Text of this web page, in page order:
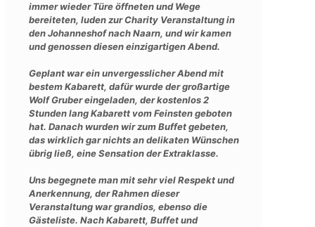
immer wieder Türe öffneten und Wege
bereiteten, luden zur Charity Veranstaltung in
den Johanneshof nach Naarn, und wir kamen
und genossen diesen einzigartigen Abend.
Geplant war ein unvergesslicher Abend mit
bestem Kabarett, dafür wurde der großartige
Wolf Gruber eingeladen, der kostenlos 2
Stunden lang Kabarett vom Feinsten geboten
hat. Danach wurden wir zum Buffet gebeten,
das wirklich gar nichts an delikaten Wünschen
übrig ließ, eine Sensation der Extraklasse.
Uns begegnete man mit sehr viel Respekt und
Anerkennung, der Rahmen dieser
Veranstaltung war grandios, ebenso die
Gästeliste. Nach Kabarett, Buffet und